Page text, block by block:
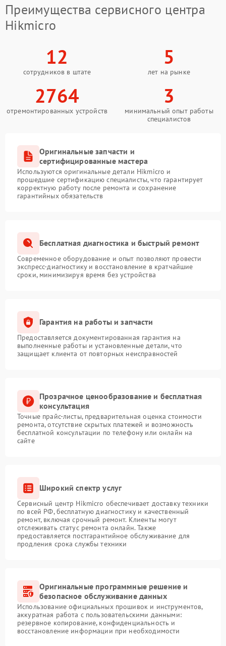
Преимущества сервисного центра
Hikmicro
12
сотрудников в штате
5
лет на рынке
2764
отремонтированных устройств
3
минимальный опыт работы
специалистов
Оригинальные запчасти и
сертифицированные мастера
Используются оригинальные детали Hikmicro и
прошедшие сертификацию специалисты, что гарантирует
корректную работу после ремонта и сохранение
гарантийных обязательств
Бесплатная диагностика и быстрый ремонт
Современное оборудование и опыт позволяют провести
экспресс-диагностику и восстановление в кратчайшие
сроки, минимизируя время без устройства
Гарантия на работы и запчасти
Предоставляется документированная гарантия на
выполненные работы и установленные детали, что
защищает клиента от повторных неисправностей
Прозрачное ценообразование и бесплатная
консультация
Точные прайс-листы, предварительная оценка стоимости
ремонта, отсутствие скрытых платежей и возможность
бесплатной консультации по телефону или онлайн на
сайте
Широкий спектр услуг
Сервисный центр Hikmicro обеспечивает доставку техники
по всей РФ, бесплатную диагностику и качественный
ремонт, включая срочный ремонт. Клиенты могут
отслеживать статус ремонта онлайн. Также
предоставляется постгарантийное обслуживание для
продления срока службы техники
Оригинальные программные решение и
безопасное обслуживание данных
Использование официальных прошивок и инструментов,
аккуратная работа с пользовательскими данными:
резервное копирование, конфиденциальность и
восстановление информации при необходимости